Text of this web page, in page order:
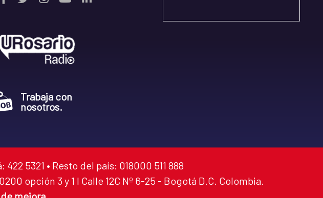
Trabaja con
nosotros.
5321 • Resto del país: 018000 511 888
opción 3 y 1 I Calle 12C Nº 6-25 - Bogotá D.C. Colombia.